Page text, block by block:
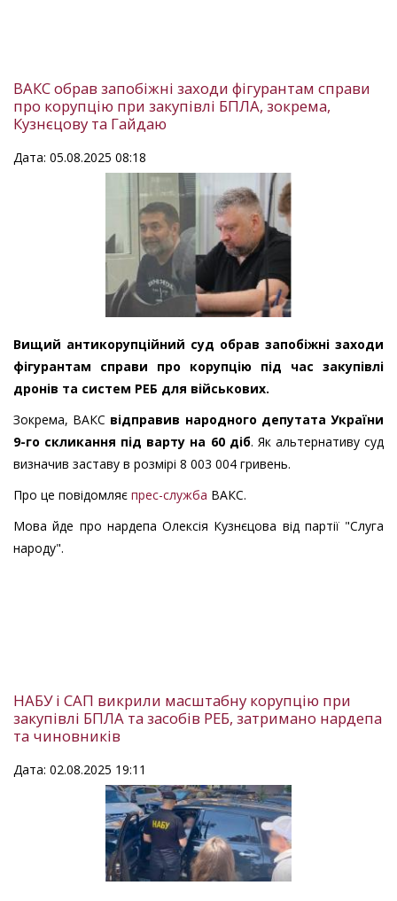
ВАКС обрав запобіжні заходи фігурантам справи
про корупцію при закупівлі БПЛА, зокрема,
Кузнєцову та Гайдаю
Дата: 05.08.2025 08:18
Вищий антикорупційний суд обрав запобіжні заходи
фігурантам справи про корупцію під час закупівлі
дронів та систем РЕБ для військових.
Зокрема, ВАКС відправив народного депутата України
9-го скликання під варту на 60 діб. Як альтернативу суд
визначив заставу в розмірі 8 003 004 гривень.
Про це повідомляє прес-служба ВАКС.
Мова йде про нардепа Олексія Кузнєцова від партії "Слуга
народу".
НАБУ і САП викрили масштабну корупцію при
закупівлі БПЛА та засобів РЕБ, затримано нардепа
та чиновників
Дата: 02.08.2025 19:11